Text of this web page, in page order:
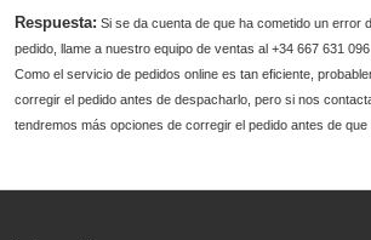
Respuesta: Si se da cuenta de que ha cometido un error
pedido, llame a nuestro equipo de ventas al +34 667 631
Como el servicio de pedidos online es tan eficiente,
corregir el pedido antes de despacharlo, pero si nos
tendremos más opciones de corregir el pedido antes de que